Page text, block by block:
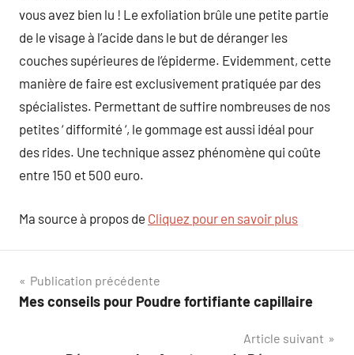
vous avez bien lu ! Le exfoliation brûle une petite partie
de le visage à l’acide dans le but de déranger les
couches supérieures de l’épiderme. Evidemment, cette
manière de faire est exclusivement pratiquée par des
spécialistes. Permettant de suffire nombreuses de nos
petites ‘ difformité ‘, le gommage est aussi idéal pour
des rides. Une technique assez phénomène qui coûte
entre 150 et 500 euro.
Ma source à propos de Cliquez pour en savoir plus
Navigation
de
Publication précédente
Mes conseils pour Poudre fortifiante capillaire
Article suivant